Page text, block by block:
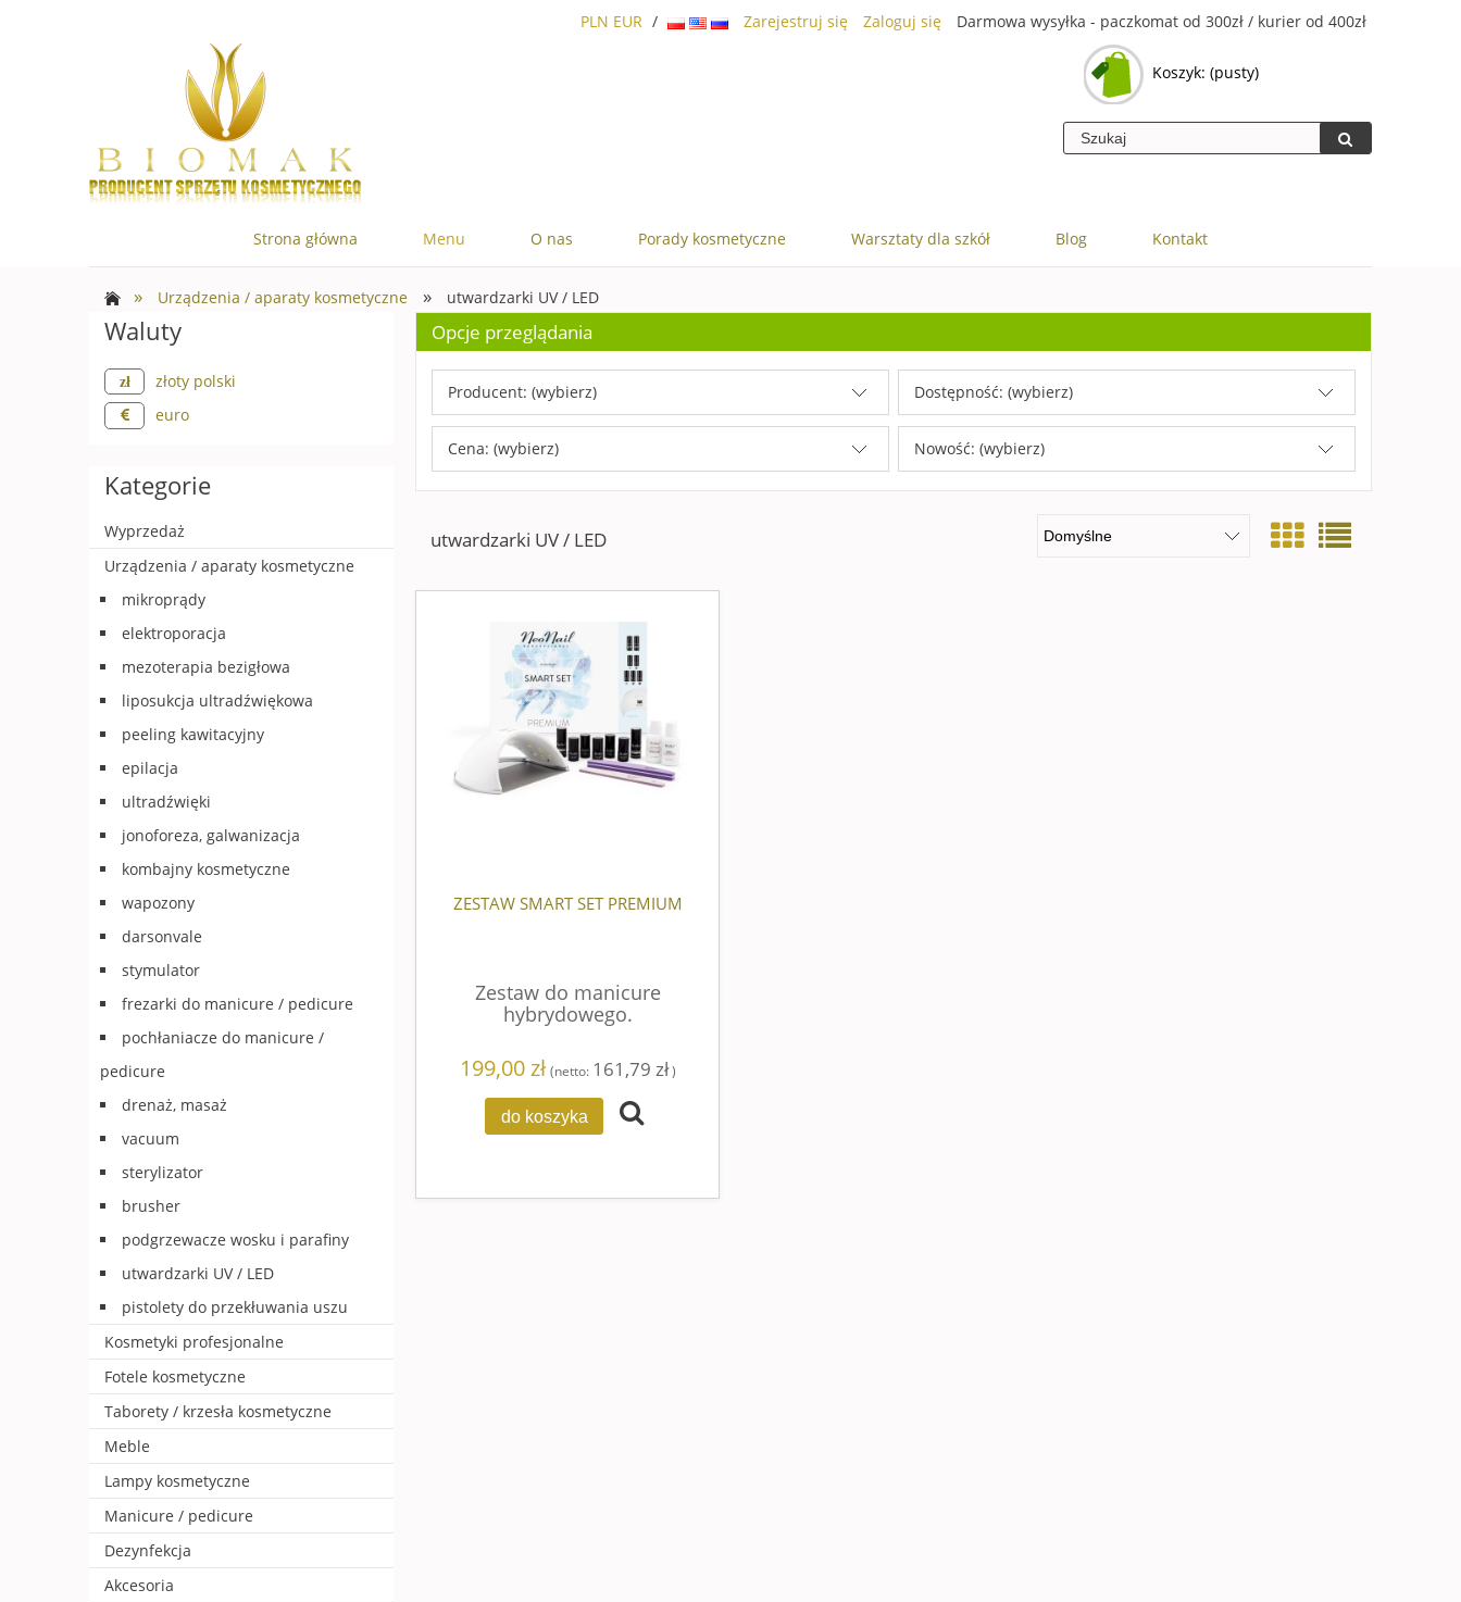
Darmowa wysyłka - paczkomat od 300zł / kurier od 400zł
PLN EUR / Zarejestruj się Zaloguj się
Koszyk: (pusty)
Strona główna Menu O nas Porady kosmetyczne Warsztaty dla szkół Blog Kontakt
» Urządzenia / aparaty kosmetyczne » utwardzarki UV / LED
Waluty
złoty polski
euro
Kategorie
Wyprzedaż
Urządzenia / aparaty kosmetyczne
mikroprądy
elektroporacja
mezoterapia bezigłowa
liposukcja ultradźwiękowa
peeling kawitacyjny
epilacja
ultradźwięki
jonoforeza, galwanizacja
kombajny kosmetyczne
wapozony
darsonvale
stymulator
frezarki do manicure / pedicure
pochłaniacze do manicure /
pedicure
drenaż, masaż
vacuum
sterylizator
brusher
podgrzewacze wosku i parafiny
utwardzarki UV / LED
pistolety do przekłuwania uszu
Kosmetyki profesjonalne
Fotele kosmetyczne
Taborety / krzesła kosmetyczne
Meble
Lampy kosmetyczne
Manicure / pedicure
Dezynfekcja
Akcesoria
Opcje przeglądania
Producent: (wybierz) Dostępność: (wybierz)
Cena: (wybierz) Nowość: (wybierz)
utwardzarki UV / LED
ZESTAW SMART SET PREMIUM
Zestaw do manicure
hybrydowego.
199,00 zł (netto: 161,79 zł)
do koszyka